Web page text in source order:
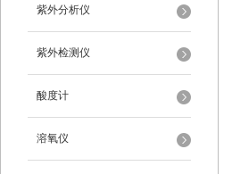
紫外分析仪
紫外检测仪
酸度计
溶氧仪